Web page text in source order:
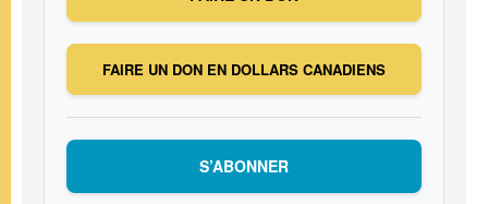
FAIRE UN DON EN DOLLARS CANADIENS
S’ABONNER